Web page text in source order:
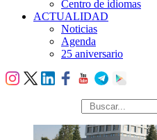
Centro de idiomas
ACTUALIDAD
Noticias
Agenda
25 aniversario
búsqueda